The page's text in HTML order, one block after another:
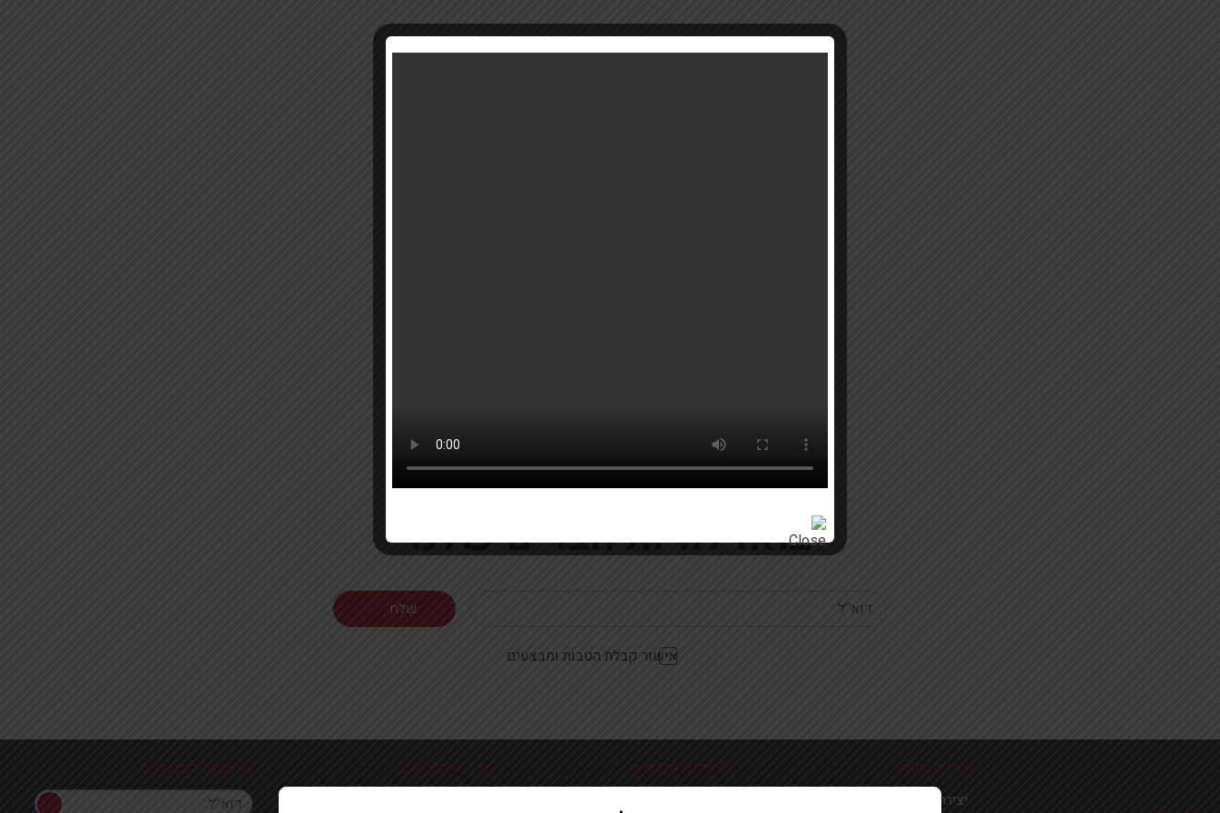
רוצים להתעדכן ראשונים על מבצעים והטבות?
בואו להיות חברים שלנו
Your email
אישור קבלת הטבות ומבצעים
מידע נוסף
יצירת קשר
לינקים נפוצים צרו איתנו קשר הרשמה לניוזלטר
הרשמה לניוזלטר